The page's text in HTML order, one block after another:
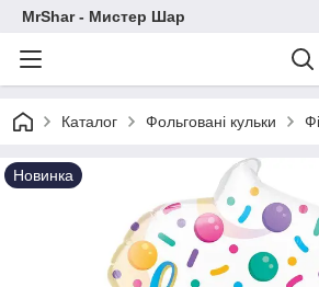
MrShar - Мистер Шар
Каталог Фольговані кульки
Новинка